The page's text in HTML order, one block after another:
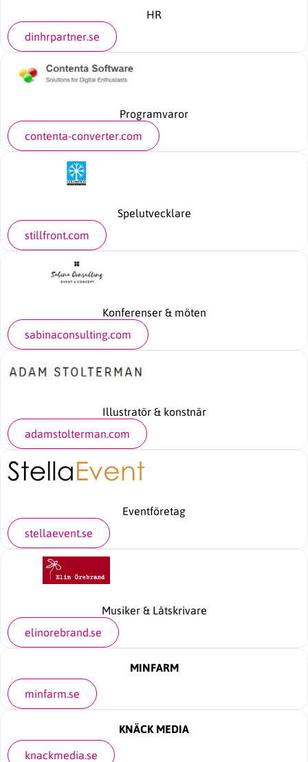
HR
dinhrpartner.se
Programvaror
contenta-converter.com
Spelutvecklare
stillfront.com
Konferenser & möten
sabinaconsulting.com
Illustratör & konstnär
adamstolterman.com
Eventföretag
stellaevent.se
Musiker & Låtskrivare
elinorebrand.se
MINFARM
minfarm.se
KNÄCK MEDIA
knackmedia.se